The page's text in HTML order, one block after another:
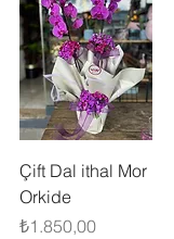
Çift Dal ithal Mor
Orkide
Fiyat
₺1.850,00